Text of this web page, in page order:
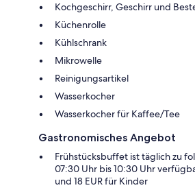
Kochgeschirr, Geschirr und
Küchenrolle
Kühlschrank
Mikrowelle
Reinigungsartikel
Wasserkocher
Wasserkocher für Kaffee/Tee
Gastronomisches Angebot
Frühstücksbuffet ist täglich zu
07:30 Uhr bis 10:30 Uhr
und 18 EUR für Kinder